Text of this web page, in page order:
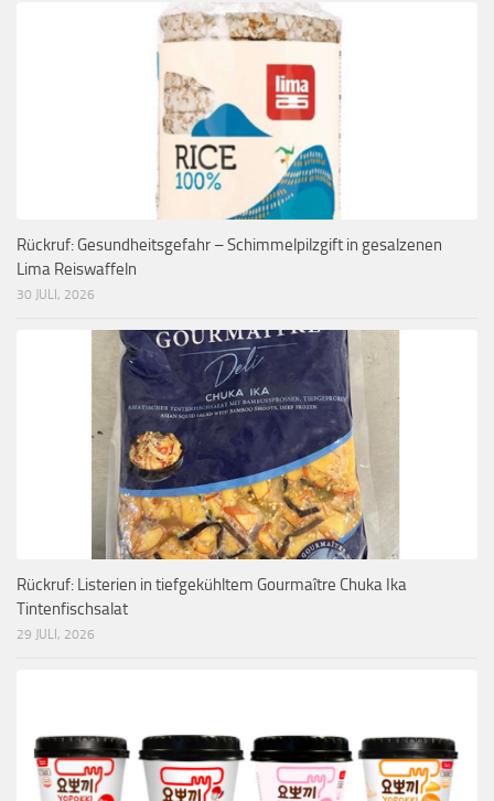
Rückruf: Gesundheitsgefahr – Schimmelpilzgift in gesalzenen
Lima Reiswaffeln
30 JULI, 2026
Rückruf: Listerien in tiefgekühltem Gourmaître Chuka Ika
Tintenfischsalat
29 JULI, 2026